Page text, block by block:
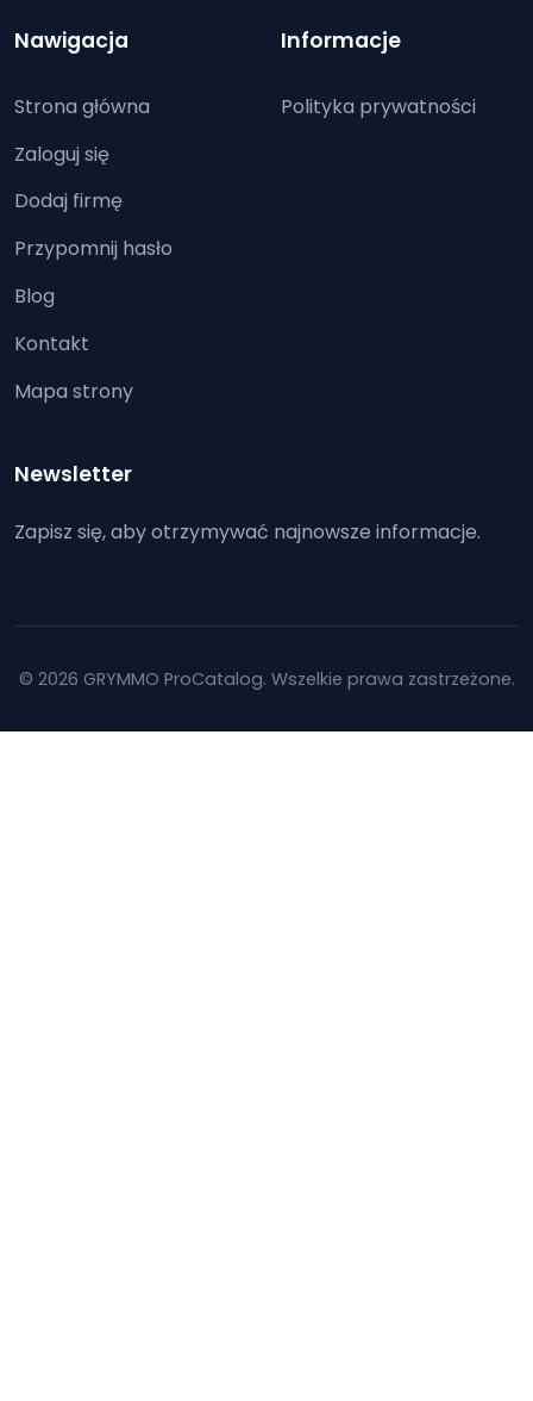
Nawigacja
Strona główna
Zaloguj się
Dodaj firmę
Przypomnij hasło
Blog
Kontakt
Mapa strony
Informacje
Polityka prywatności
Newsletter
Zapisz się, aby otrzymywać najnowsze informacje.
© 2026 GRYMMO ProCatalog. Wszelkie prawa zastrzeżone.